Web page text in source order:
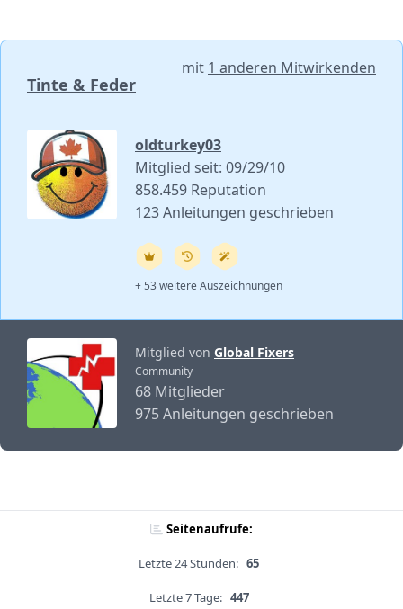
Tinte & Feder
mit 1 anderen Mitwirkenden
oldturkey03
Mitglied seit: 09/29/10
858.459 Reputation
123 Anleitungen geschrieben
+ 53 weitere Auszeichnungen
Mitglied von Global Fixers
Community
68 Mitglieder
975 Anleitungen geschrieben
Seitenaufrufe:
Letzte 24 Stunden: 65
Letzte 7 Tage: 447